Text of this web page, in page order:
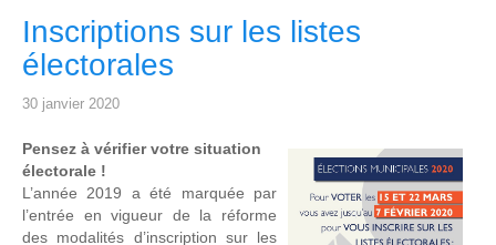
Inscriptions sur les listes
électorales
30 janvier 2020
Pensez à vérifier votre situation
électorale !
L’année 2019 a été marquée par
l’entrée en vigueur de la réforme
des modalités d’inscription sur les